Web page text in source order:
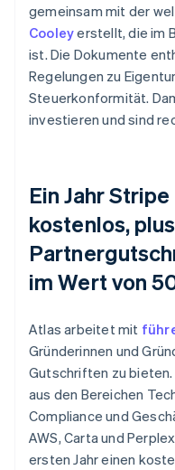
gemeinsam mit der
Cooleyerstellt, die im
ist. Die Dokumente
Regelungen zu
Steuerkonformität.
investieren und sind
Ein Jahr
kostenlos, plus
im Wert von
Atlas arbeitet mit
Gründerinnen und
Gutschriften zu
aus den Bereichen
Compliance und
AWS, Carta und
ersten Jahr einen